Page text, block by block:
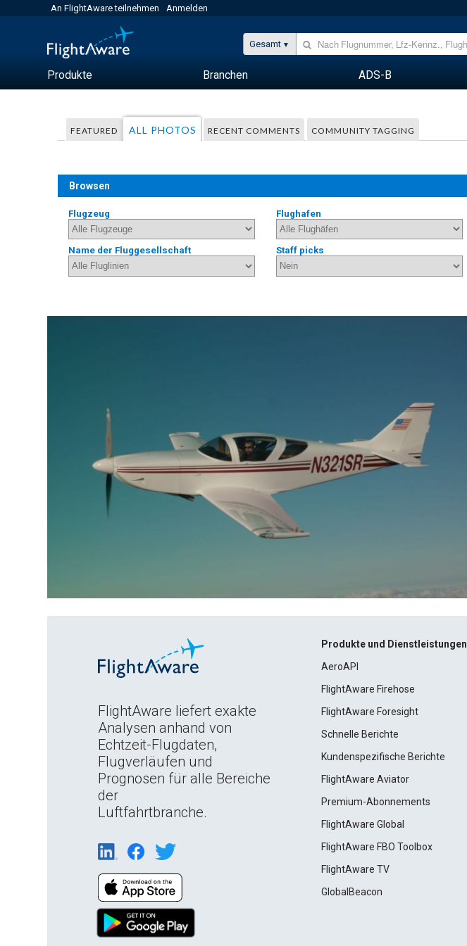
An FlightAware teilnehmen Anmelden
Gesamt
Produkte Branchen ADS-B
FEATURED ALL PHOTOS RECENT COMMENTS COMMUNITY TAGGING
Browsen
Flugzeug Flughafen
Name der Fluggesellschaft Staff picks
FlightAware liefert exakte
Analysen anhand von
Echtzeit-Flugdaten,
Flugverläufen und
Prognosen für alle Bereiche
der
Luftfahrtbranche.
Produkte und Dienstleistungen
AeroAPI
FlightAware Firehose
FlightAware Foresight
Schnelle Berichte
Kundenspezifische Berichte
FlightAware Aviator
Premium-Abonnements
FlightAware Global
FlightAware FBO Toolbox
FlightAware TV
GlobalBeacon